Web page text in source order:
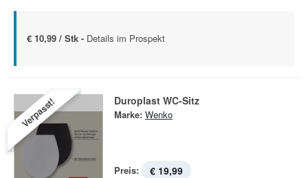
€ 10,99 / Stk - Details im Prospekt
Verpasst! Duroplast WC-Sitz
Marke: Wenko
Preis: € 19,99